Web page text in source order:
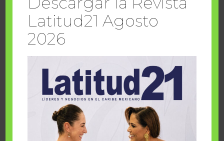
Cuando la solidaridad inspira; cumplen
sueños Fairmont Mayakoba y Make-A-Wish
Latitud21 Agosto
2026